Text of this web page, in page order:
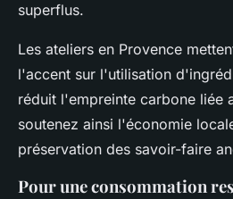
superflus.
Les ateliers en Provence
l'accent sur l'utilisation
réduit l'empreinte carbone liée
soutenez ainsi l'économie
préservation des savoir-faire
Pour une consommation